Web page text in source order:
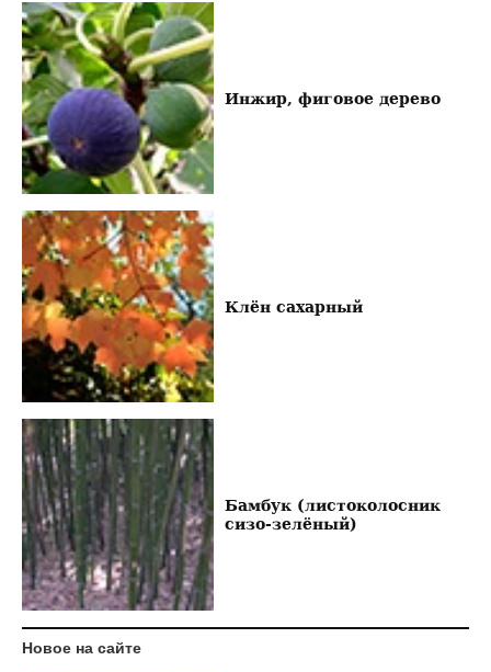
Инжир, фиговое дерево
Клён сахарный
Бамбук (листоколосник
сизо-зелёный)
Новое на сайте